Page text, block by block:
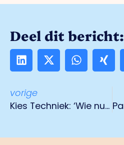
Deel dit bericht:
vorige
Kies Techniek: ‘Wie nu niet aanhaakt, staat over vijf jaar buiten de maatschappij’